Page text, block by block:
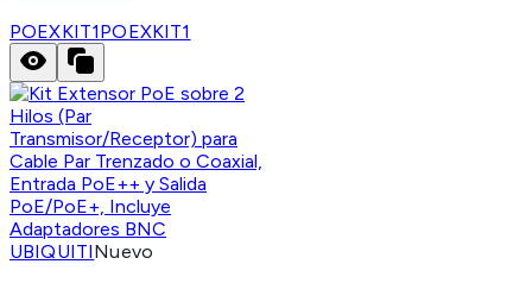
POEXKIT1POEXKIT1
UBIQUITINuevo